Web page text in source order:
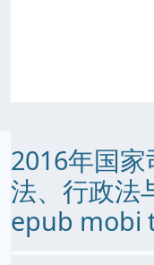
2016年国
法、行政法
epub mobi